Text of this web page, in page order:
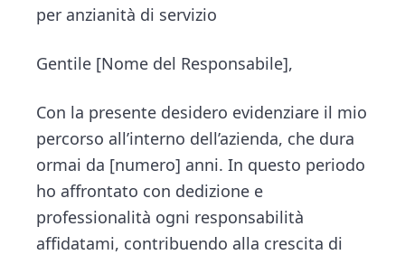
per anzianità di servizio
Gentile [Nome del Responsabile],
Con la presente desidero evidenziare il mio
percorso all’interno dell’azienda, che dura
ormai da [numero] anni. In questo periodo
ho affrontato con dedizione e
professionalità ogni responsabilità
affidatami, contribuendo alla crescita di